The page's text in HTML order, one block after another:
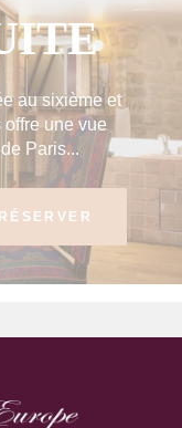
au sixième et
une vue
Paris...
RÉSERVER